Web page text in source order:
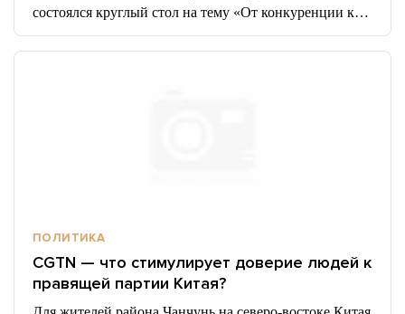
состоялся круглый стол на тему «От конкуренции к…
ПОЛИТИКА
CGTN — что стимулирует доверие людей к
правящей партии Китая?